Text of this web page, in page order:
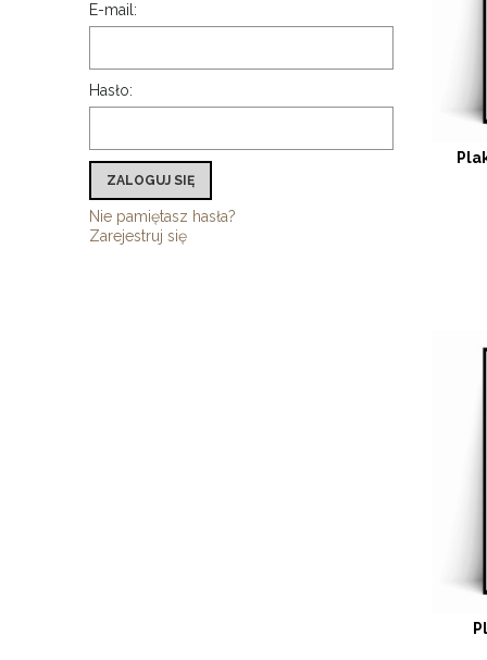
E-mail:
Hasło:
ZALOGUJ SIĘ
Nie pamiętasz hasła?
Zarejestruj się